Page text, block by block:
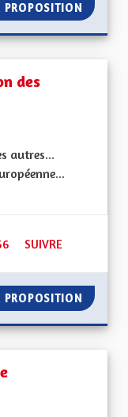
PROPOSITION NE
des
autres...
56 ABONNÉS
SUIVRE
PROPOSITION